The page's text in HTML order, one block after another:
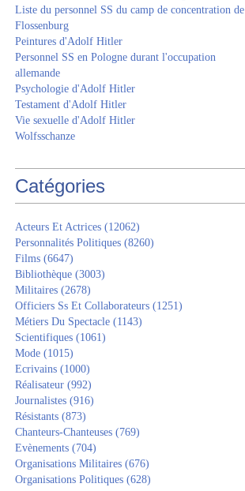
Liste du personnel SS du camp de concentration de
Flossenburg
Peintures d'Adolf Hitler
Personnel SS en Pologne durant l'occupation
allemande
Psychologie d'Adolf Hitler
Testament d'Adolf Hitler
Vie sexuelle d'Adolf Hitler
Wolfsschanze
Catégories
Acteurs Et Actrices (12062)
Personnalités Politiques (8260)
Films (6647)
Bibliothèque (3003)
Militaires (2678)
Officiers Ss Et Collaborateurs (1251)
Métiers Du Spectacle (1143)
Scientifiques (1061)
Mode (1015)
Ecrivains (1000)
Réalisateur (992)
Journalistes (916)
Résistants (873)
Chanteurs-Chanteuses (769)
Evènements (704)
Organisations Militaires (676)
Organisations Politiques (628)